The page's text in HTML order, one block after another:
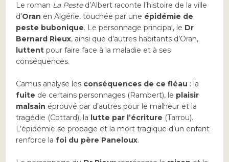
Le roman La Pested’Albert raconte l’histoire de la ville
d’Oran en Algérie, touchée par une épidémie de
peste bubonique. Le personnage principal, le Dr
Bernard Rieux, ainsi que d’autres habitants d’Oran,
luttent pour faire face à la maladie et à ses
conséquences.
Camus analyse les conséquences de ce fléau : la
fuite de certains personnages (Rambert), le plaisir
malsain éprouvé par d’autres pour le malheur et la
tragédie (Cottard), la lutte par l’écriture (Tarrou).
L’épidémie se propage et la mort tragique d’un enfant
renforce lafoi du père Paneloux.